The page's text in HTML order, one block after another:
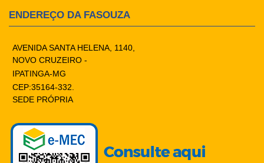
ENDEREÇO DA FASOUZA
AVENIDA SANTA HELENA, 1140,
NOVO CRUZEIRO -
IPATINGA-MG
CEP:35164-332.
SEDE PRÓPRIA